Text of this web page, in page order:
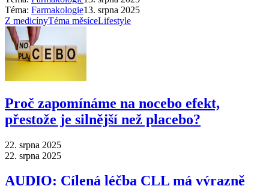
Téma: Farmakologie13. srpna 2025
Z medicínyTéma měsíceLifestyle
Proč zapomínáme na nocebo efekt,
přestože je silnější než placebo?
22. srpna 2025
22. srpna 2025
AUDIO: Cílená léčba CLL má výrazně